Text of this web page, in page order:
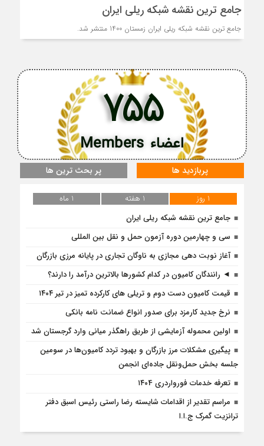
جامع ترین نقشه شبکه ریلی ایران
جامع ترین نقشه شبکه ریلی ایران زمستان 1400 منتشر شد.
اعضاء Members
755
پربازدید ها پر بحث ترین ها
1 روز 1 هفته
1 ماه
جامع ترین نقشه شبکه ریلی ایران
سی و چهارمین دوره آزمون حمل و نقل بین المللی
آغاز نوبت دهی مجازی به ناوگان تجاری در پایانه مرزی بازرگان
◄ رانندگان کامیون در کدام کشورها بالاترین درآمد را دارند؟
قیمت کامیون دست دوم و تریلی‌ های کارکرده تمیز در تیر ۱۴۰۴
نرخ جدید کارمزد برای صدور انواع ضمانت نامه بانکی
اولین محموله آزمایشی از طریق راهگذر میانی وارد گرجستان شد
پیگیری مشکلات مرز بازرگان و بهبود تردد کامیون‌ها در سومین
جلسه بخش حمل‌ونقل جاده‌ای انجمن
تعرفه خدمات فورواردری ۱۴۰4
مراسم تقدیر از اقدامات شایسته رضا راستی رئیس اسبق دفتر
ترانزیت گمرک ج.ا.ا